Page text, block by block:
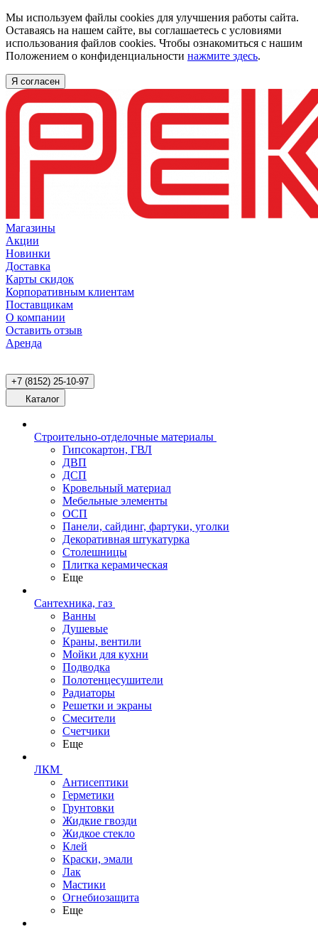
Мы используем файлы cookies для улучшения работы сайта.
Оставаясь на нашем сайте, вы соглашаетесь с условиями
использования файлов cookies. Чтобы ознакомиться с нашим
Положением о конфиденциальности нажмите здесь.
Я согласен
Магазины
Акции
Новинки
Доставка
Карты скидок
Корпоративным клиентам
Поставщикам
О компании
Оставить отзыв
Аренда
+7 (8152) 25-10-97
Каталог
Строительно-отделочные материалы
Гипсокартон, ГВЛ
ДВП
ДСП
Кровельный материал
Мебельные элементы
ОСП
Панели, сайдинг, фартуки, уголки
Декоративная штукатурка
Столешницы
Плитка керамическая
Еще
Сантехника, газ
Ванны
Душевые
Краны, вентили
Мойки для кухни
Подводка
Полотенцесушители
Радиаторы
Решетки и экраны
Смесители
Счетчики
Еще
ЛКМ
Антисептики
Герметики
Грунтовки
Жидкие гвозди
Жидкое стекло
Клей
Краски, эмали
Лак
Мастики
Огнебиозащита
Еще